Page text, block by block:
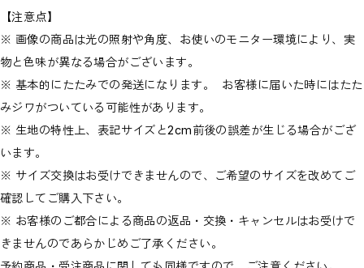
【注意点】
※ 画像の商品は光の照射や角度、お使いのモニター環境により、実
物と色味が異なる場合がございます。
※ 基本的にたたみでの発送になります。 お客様に届いた時にはたた
みジワがついている可能性があります。
※ 生地の特性上、表記サイズと2cm前後の誤差が生じる場合がござ
います。
※ サイズ交換はお受けできませんので、ご希望のサイズを改めてご
確認してご購入下さい。
※ お客様のご都合による商品の返品・交換・キャンセルはお受けで
きませんのであらかじめご了承ください。